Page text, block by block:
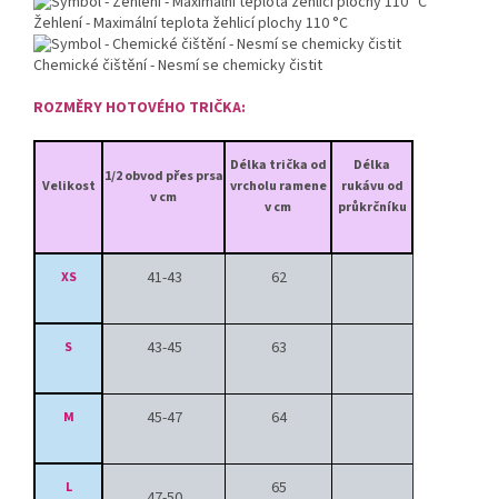
Žehlení - Maximální teplota žehlicí plochy 110 °C
Chemické čištění - Nesmí se chemicky čistit
ROZMĚRY HOTOVÉHO TRIČKA:
Velikost
1/2 obvod přes prsa
v cm
Délka trička od
vrcholu ramene
v cm
Délka
rukávu od
průkrčníku
XS 41-43 62
S 43-45 63
M 45-47 64
L 65